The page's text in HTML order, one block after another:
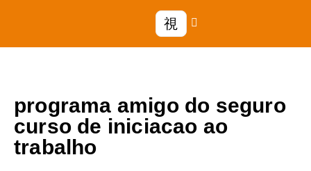
programa amigo do seguro
curso de iniciacao ao
trabalho